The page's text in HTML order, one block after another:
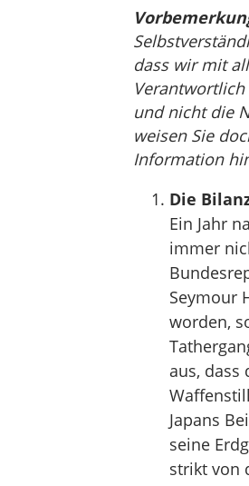
dass wir mit
und nicht die
weisen Sie
Information
Die
Ein Jahr
immer
Seymour
worden,
aus, dass
Japans
seine
strikt von